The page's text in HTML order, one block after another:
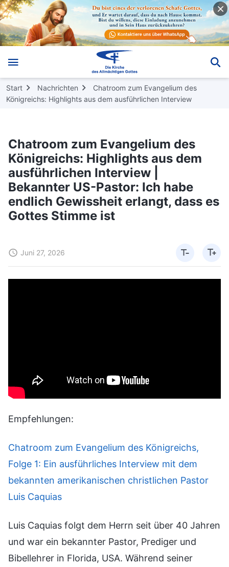
Start Nachrichten
Chatroom zum Evangelium des
Königreichs: Highlights aus dem ausführlichen Interview
Chatroom zum Evangelium des
Königreichs: Highlights aus dem
ausführlichen Interview |
Bekannter US-Pastor: Ich habe
endlich Gewissheit erlangt, dass es
Gottes Stimme ist
Juni 27, 2026
Empfehlungen:
Chatroom zum Evangelium des Königreichs,
Folge 1: Ein ausführliches Interview mit dem
bekannten amerikanischen christlichen Pastor
Luis Caquias
Luis Caquias folgt dem Herrn seit über 40 Jahren
und war ein bekannter Pastor, Prediger und
Bibellehrer in Florida, USA. Während seiner